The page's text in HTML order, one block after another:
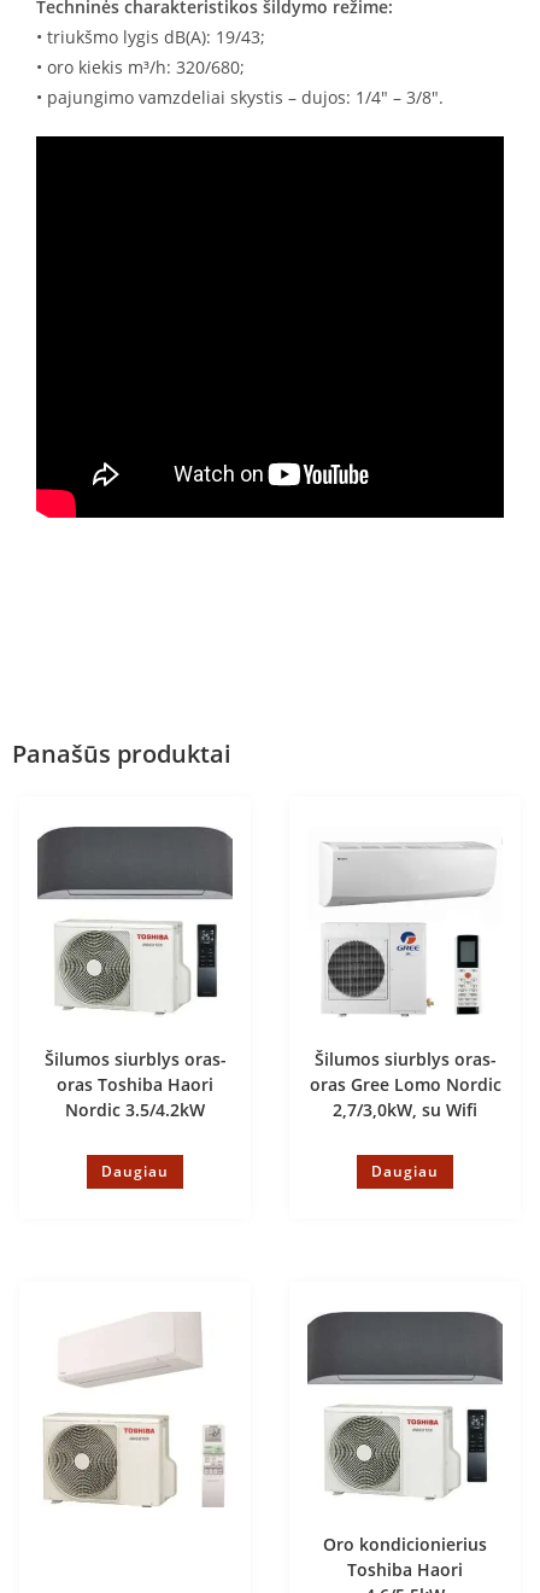
Techninės charakteristikos šildymo režime:
• triukšmo lygis dB(A): 19/43;
• oro kiekis m³/h: 320/680;
• pajungimo vamzdeliai skystis – dujos: 1/4″ – 3/8″.
Panašūs produktai
Šilumos siurblys oras-
oras Toshiba Haori
Nordic 3.5/4.2kW
Daugiau
Šilumos siurblys oras-
oras Gree Lomo Nordic
2,7/3,0kW, su Wifi
Daugiau
Oro kondicionierius
Toshiba Haori